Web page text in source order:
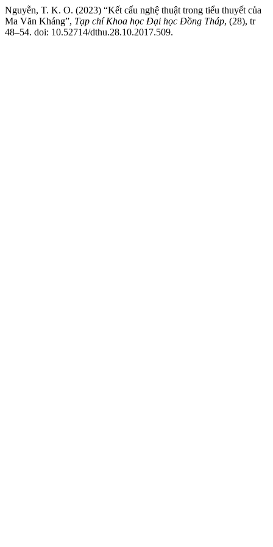
Nguyễn, T. K. O. (2023) “Kết cấu nghệ thuật trong tiểu thuyết của
Ma Văn Kháng”, Tạp chí Khoa học Đại học Đồng Tháp, (28), tr
48–54. doi: 10.52714/dthu.28.10.2017.509.